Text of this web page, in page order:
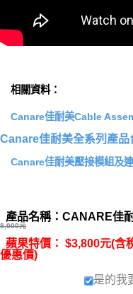
相關資料：
Canare佳耐美Cable
Canare佳耐美全系列產品
Canare佳耐美壓接模組及
產品名稱：CANARE佳
8,000元
蘋果特價： $3,800元(含
優惠價)
是的我